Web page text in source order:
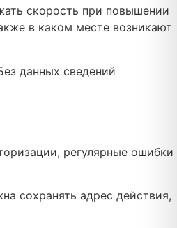
скорость при повышении
в каком месте возникают
данных сведений
регулярные ошибки
сохранять адрес действия,